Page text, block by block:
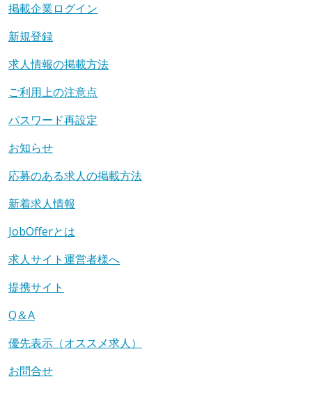
掲載企業ログイン
新規登録
求人情報の掲載方法
ご利用上の注意点
パスワード再設定
お知らせ
応募のある求人の掲載方法
新着求人情報
JobOfferとは
求人サイト運営者様へ
提携サイト
Q＆A
優先表示（オススメ求人）
お問合せ